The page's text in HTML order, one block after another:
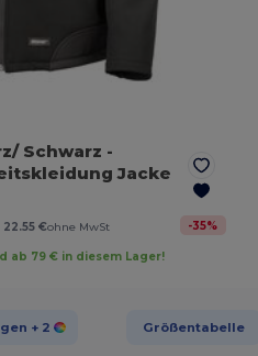
Schwarz -
Jacke
22.55 €ohne MwSt -35%
ab 79 € in diesem Lager!
+ 2 Größentabelle